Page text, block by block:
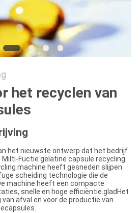
het recyclen van
het nieuwste ontwerp dat het bedrijf
Fuctie gelatine capsule recycling
machine heeft gesneden slijpen
scheiding technologie die de
machine heeft een compacte
snelle en hoge efficiëntie.gladHet
afval en voor de productie van